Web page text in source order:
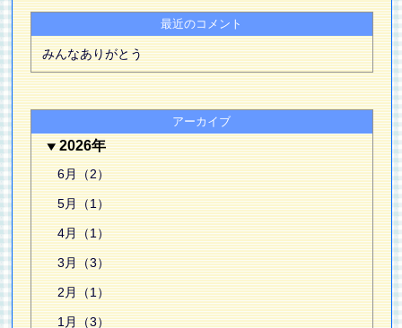
最近のコメント
みんなありがとう
アーカイブ
2026年
6月（2）
5月（1）
4月（1）
3月（3）
2月（1）
1月（3）